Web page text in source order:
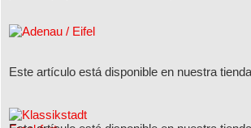
Este artículo está disponible en nuestra